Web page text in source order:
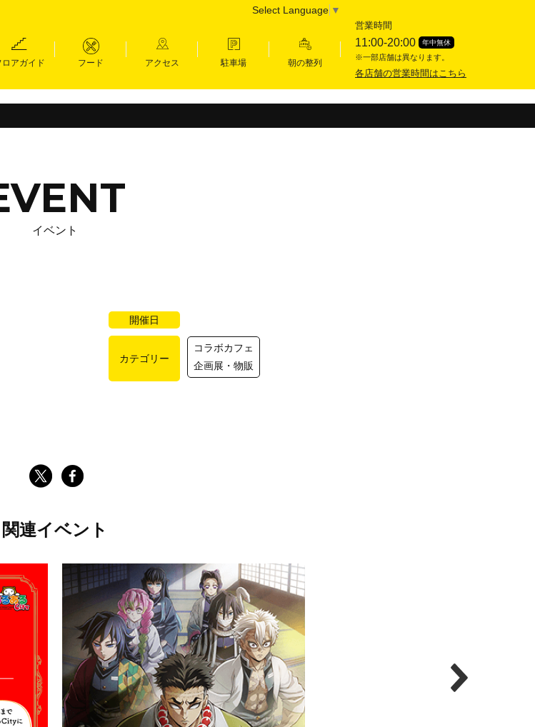
Select Language ▼
ロアガイド フード アクセス 駐車場 朝の整列
営業時間
11:00-20:00 年中無休
※一部店舗は異なります。
各店舗の営業時間はこちら
イベント
開催日
カテゴリー
コラボカフェ
企画展・物販
関連イベント